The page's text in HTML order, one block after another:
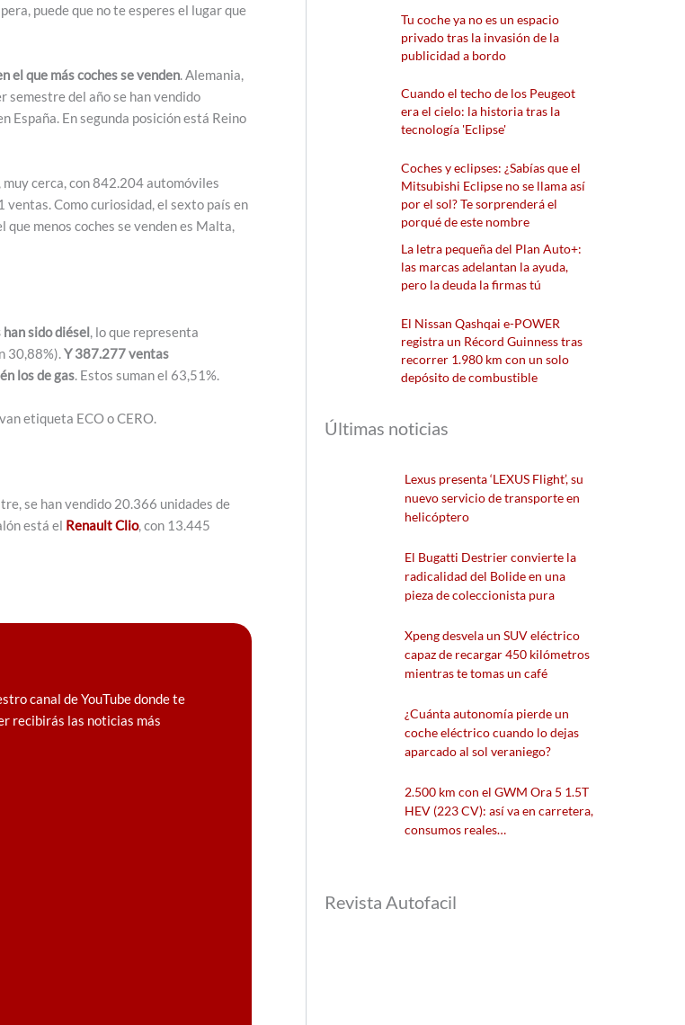
puede que no te esperes el lugar que
el que más coches se venden . Alemania,
semestre del año se han vendido
España. En segunda posición está Reino
cerca, con 842.204 automóviles
ventas. Como curiosidad, el sexto país en
menos coches se venden es Malta,
sido diésel, lo que representa
30,88%).Y 387.277 ventas
los de gas. Estos suman el 63,51%.
etiqueta ECO o CERO.
se han vendido 20.366 unidades de
está el Renault Clio, con 13.445
canal de YouTube donde te
recibirás las noticias más
Tu coche ya no es un espacio
privado tras la invasión de la
publicidad a bordo
Cuando el techo de los Peugeot
era el cielo: la historia tras la
tecnología 'Eclipse'
Coches y eclipses: ¿Sabías que el
Mitsubishi Eclipse no se llama así
por el sol? Te sorprenderá el
porqué de este nombre
La letra pequeña del Plan Auto+:
las marcas adelantan la ayuda,
pero la deuda la firmas tú
El Nissan Qashqai e-POWER
registra un Récord Guinness tras
recorrer 1.980 km con un solo
depósito de combustible
Últimas noticias
Lexus presenta ‘LEXUS Flight’, su
nuevo servicio de transporte en
helicóptero
El Bugatti Destrier convierte la
radicalidad del Bolide en una
pieza de coleccionista pura
Xpeng desvela un SUV eléctrico
capaz de recargar 450 kilómetros
mientras te tomas un café
¿Cuánta autonomía pierde un
coche eléctrico cuando lo dejas
aparcado al sol veraniego?
2.500 km con el GWM Ora 5 1.5T
HEV (223 CV): así va en carretera,
consumos reales…
Revista Autofacil